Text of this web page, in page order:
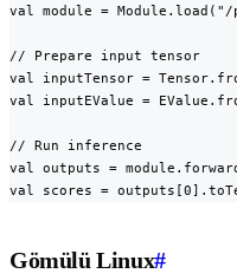
val module =
// Prepare input tensor
val inputTensor =
val inputEValue =
// Run inference
val outputs =
val scores =
Gömülü Linux#